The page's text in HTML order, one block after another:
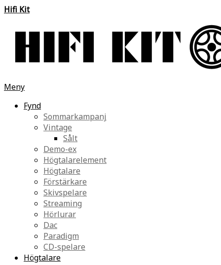
Hifi Kit
Meny
Fynd
Sommarkampanj
Vintage
Sålt
Demo-ex
Högtalarelement
Högtalare
Förstärkare
Skivspelare
Streaming
Hörlurar
Dac
Paradigm
CD-spelare
Högtalare